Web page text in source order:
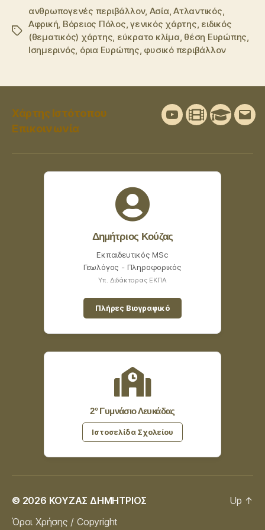
Tags
ανθρωπογενές περιβάλλον, Ασία,Ατλαντικός,
Αφρική, Βόρειος Πόλος,γενικός χάρτης, ειδικός
(θεματικός) χάρτης, εύκρατο κλίμα, θέση Ευρώπης,
Ισημερινός, όρια Ευρώπης, φυσικό περιβάλλον
Χάρτης Ιστότοπου
Επικοινωνία
YouYubeΤαινιοθήκη
e-
Email
Δημήτριος Κούζας
Εκπαιδευτικός MSc
Γεωλόγος - Πληροφορικός
Υπ. Διδάκτορας ΕΚΠΑ
Πλήρες Βιογραφικό
2° Γυμνάσιο Λευκάδας
Ιστοσελίδα Σχολείου
© 2026 ΚΟΥΖΑΣ ΔΗΜΗΤΡΙΟΣ
Όροι Χρήσης / Copyright
Up ↑